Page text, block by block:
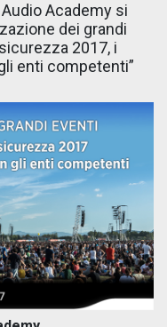
Academy si
dei grandi
2017, i
enti competenti”